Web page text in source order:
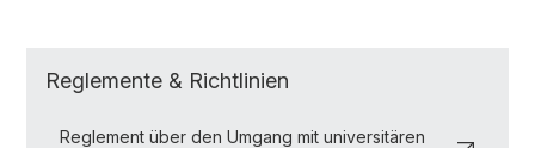
Reglemente & Richtlinien
Reglement über den Umgang mit universitären